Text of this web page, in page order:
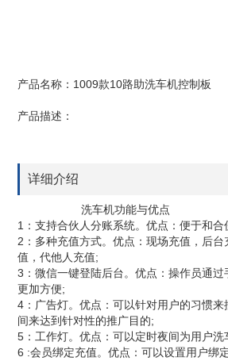
产品名称：1009款10路助洗车机控制板
产品描述：
详细介绍
洗车机功能与优点
1：支持合伙人分账系统。优点：便于和
2：多种充值方式。优点：现场充值，后
值，代他人充值;
3：微信一键登陆后台。优点：操作员通过
更加方便;
4：广告灯。优点：可以针对用户的习惯
间来达到针对性的推广目的;
5：工作灯。优点：可以定时夜间为用户洗
6 :会员绑定充值。优点：可以设置用户绑